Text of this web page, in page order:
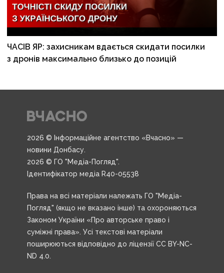
ЧАСІВ ЯР: захисникам вдається скидати посилки
з дронів максимально близько до позицій
2026 © Інформаційне агентство «Вчасно» —
новини Донбасу.
2026 © ГО "Медіа-Погляд".
Ідентифікатор медіа R40-05538
Права на всі матеріали належать ГО "Медіа-
Погляд" (якщо не вказано інше) та охороняються
Законом України «Про авторське право і
суміжні права». Усі текстові матеріали
поширюються відповідно до ліцензії CC BY-NC-
ND 4.0.